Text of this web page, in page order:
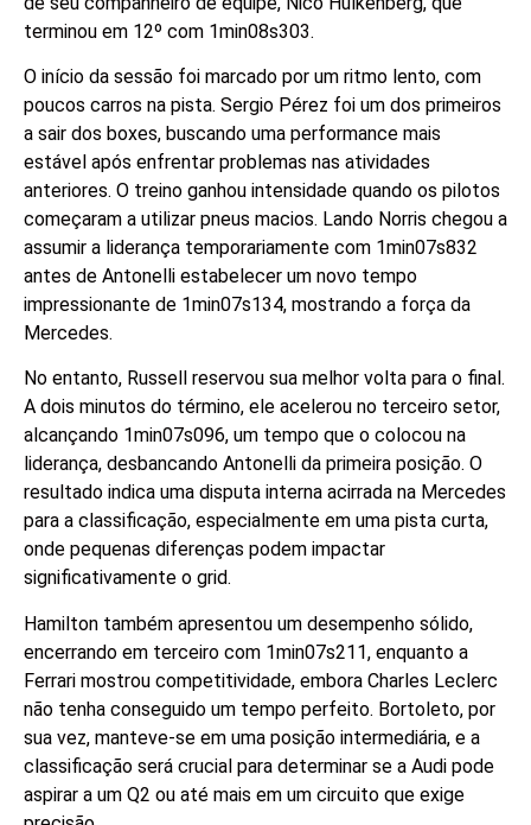
terminou em 12º com 1min08s303.
O início da sessão foi marcado por um ritmo lento, com
poucos carros na pista. Sergio Pérez foi um dos primeiros
a sair dos boxes, buscando uma performance mais
estável após enfrentar problemas nas atividades
anteriores. O treino ganhou intensidade quando os pilotos
começaram a utilizar pneus macios. Lando Norris chegou a
assumir a liderança temporariamente com 1min07s832
antes de Antonelli estabelecer um novo tempo
impressionante de 1min07s134, mostrando a força da
Mercedes.
No entanto, Russell reservou sua melhor volta para o final.
A dois minutos do término, ele acelerou no terceiro setor,
alcançando 1min07s096, um tempo que o colocou na
liderança, desbancando Antonelli da primeira posição. O
resultado indica uma disputa interna acirrada na Mercedes
para a classificação, especialmente em uma pista curta,
onde pequenas diferenças podem impactar
significativamente o grid.
Hamilton também apresentou um desempenho sólido,
encerrando em terceiro com 1min07s211, enquanto a
Ferrari mostrou competitividade, embora Charles Leclerc
não tenha conseguido um tempo perfeito. Bortoleto, por
sua vez, manteve-se em uma posição intermediária, e a
classificação será crucial para determinar se a Audi pode
aspirar a um Q2 ou até mais em um circuito que exige